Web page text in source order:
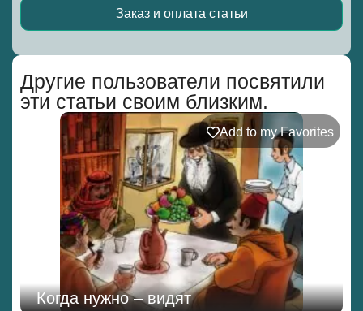
Другие пользователи посвятили
эти статьи своим близким.
Add to my Favorites
Когда нужно – видят
Заказ и оплата статьи
Alternative: